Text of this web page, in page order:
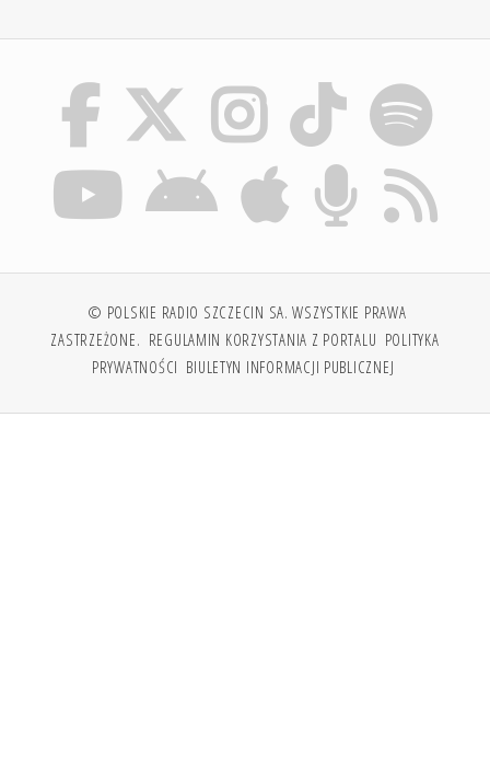
© POLSKIE RADIO SZCZECIN SA. WSZYSTKIE PRAWA
ZASTRZEŻONE. REGULAMIN KORZYSTANIA Z PORTALU POLITYKA
PRYWATNOŚCI BIULETYN INFORMACJI PUBLICZNEJ